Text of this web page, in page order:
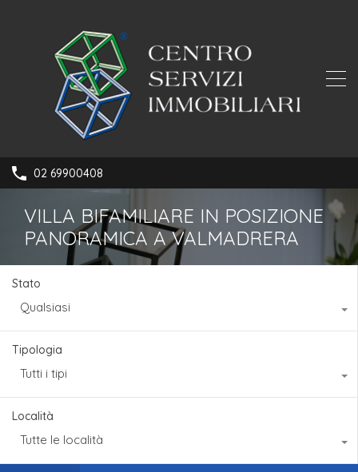
02 69900408
VILLA BIFAMILIARE IN POSIZIONE
PANORAMICA A VALMADRERA
Stato
Qualsiasi
Tipologia
Tutti i tipi
Località
Tutte le località